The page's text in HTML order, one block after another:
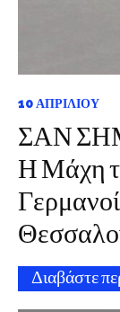
10 ΑΠΡΙΛΊΟΥ
ΣΑΝ
Η Μάχη
Διαβάστε